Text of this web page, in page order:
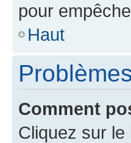
pour
Haut
Comment
Cliquez sur